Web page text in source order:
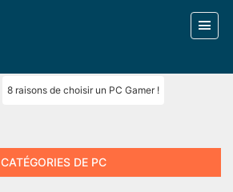
8 raisons de choisir un PC Gamer !
CATÉGORIES DE PC